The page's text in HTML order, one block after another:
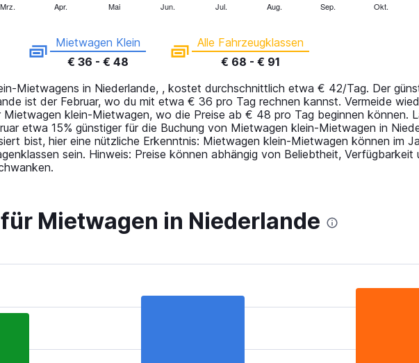
Mrz. Apr. Mai Jun. Jul. Aug. Sep. Okt.
Mietwagen Klein
€ 36 - € 48
Alle Fahrzeugklassen
€ 68 - € 91
Mietwagens in Niederlande, , kostet durchschnittlich etwa € 42/Tag. Der
ist der Februar, wo du mit etwa € 36 pro Tag rechnen kannst. Vermeide
klein-Mietwagen, wo die Preise ab € 48 pro Tag beginnen können.
etwa 15% günstiger für die Buchung von Mietwagen klein-Mietwagen in
bist, hier eine nützliche Erkenntnis: Mietwagen klein-Mietwagen können im
sein. Hinweis: Preise können abhängig von Beliebtheit,
Mietwagen in Niederlande